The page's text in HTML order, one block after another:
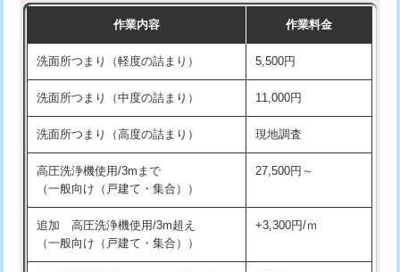
モルタル補修（厚さ10㎝まで） 27,500円
モルタル補修（厚さ10㎝超え） 38,500円
洗面台設置 38,500円
バスタブ設置 現場見積
追加人工 16,500円
廃棄・処分
※給水管工事は20mmまでの価格です。
交換・取付（その他部品） 11,000円+材料費
持込商品取付（単水栓） 13,200円
持込商品取付（混合水栓） 16,500円
持込商品取付（浄水器・分岐水栓） 16,500円
給水管工事※（ホール加工) 16,500円
給水管工事※（バンド止め)
給水管工事※（支持金具設置) 5,500円
給水管工事※（保温材使用（バンド止
5,500円
作業内容 作業料金
洗面所つまり（軽度の詰まり） 5,500円
洗面所つまり（中度の詰まり） 11,000円
洗面所つまり（高度の詰まり） 現地調査
高圧洗浄機使用/3mまで
（一般向け（戸建て・集合））
27,500円～
追加 高圧洗浄機使用/3m超え
（一般向け（戸建て・集合））
+3,300円/ｍ